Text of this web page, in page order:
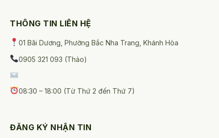
THÔNG TIN LIÊN HỆ
01 Bãi Dương, Phường Bắc Nha Trang, Khánh Hòa
0905 321 093 (Thảo)
08:30 – 18:00 (Từ Thứ 2 đến Thứ 7)
ĐĂNG KÝ NHẬN TIN